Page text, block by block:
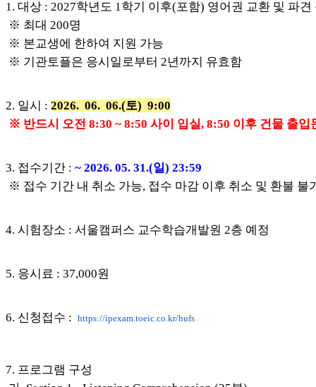
1. 대상 : 2027학년도 1학기 이후(포함) 영어권 교환 및 파견
※ 최대 200명
※ 본교생에 한하여 지원 가능
※ 기관토플은 응시일로부터 2년까지 유효함
2. 일시 : 2026. 06. 06.(토) 9:00
※ 반드시 오전 8:30 ~ 8:50 사이 입실, 8:50 이후 건물 출
3. 접수기간 : ~ 2026. 05. 31.(일) 23:59
※ 접수 기간 내 취소 가능, 접수 마감 이후 취소 및 환불 불
4. 시험장소 : 서울캠퍼스 교수학습개발원 2층 예정
5. 응시료 : 37,000원
6. 신청접수 : https://ipexam.toeic.co.kr/hufs
7. 프로그램 구성